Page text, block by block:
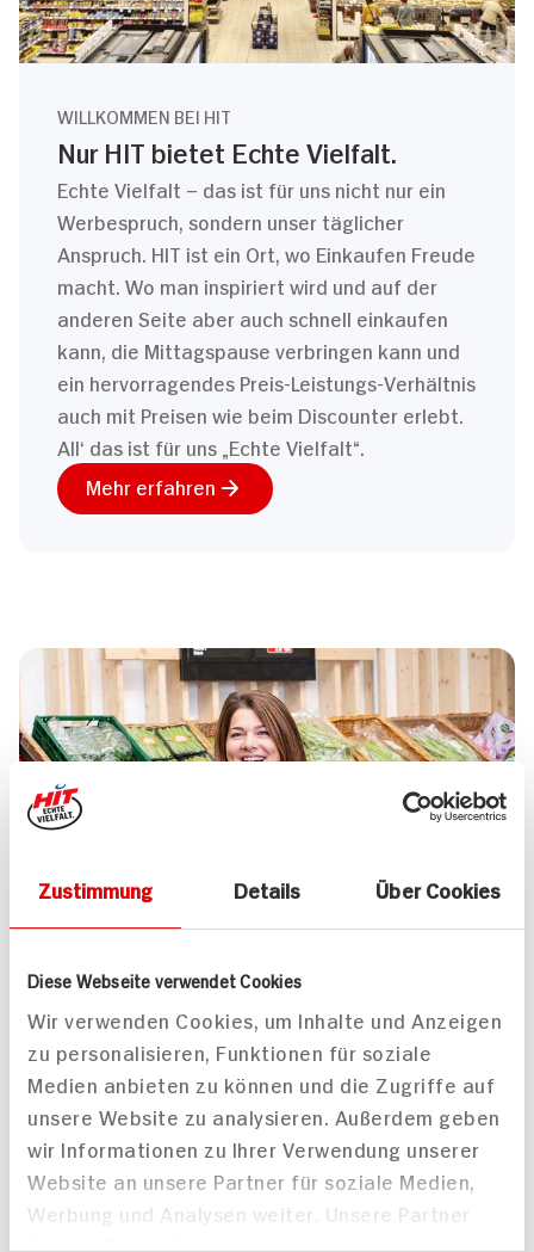
Zustimmung Details Über Cookies
Diese Webseite verwendet Cookies
Wir verwenden Cookies, um Inhalte und Anzeigen
zu personalisieren, Funktionen für soziale
Medien anbieten zu können und die Zugriffe auf
unsere Website zu analysieren. Außerdem geben
wir Informationen zu Ihrer Verwendung unserer
Website an unsere Partner für soziale Medien,
Werbung und Analysen weiter. Unsere Partner
führen diese Informationen möglicherweise mit
WILLKOMMEN BEI HIT
Nur HIT bietet Echte Vielfalt.
Echte Vielfalt – das ist für uns nicht nur ein
Werbespruch, sondern unser täglicher
Anspruch. HIT ist ein Ort, wo Einkaufen Freude
macht. Wo man inspiriert wird und auf der
anderen Seite aber auch schnell einkaufen
kann, die Mittagspause verbringen kann und
ein hervorragendes Preis-Leistungs-Verhältnis
auch mit Preisen wie beim Discounter erlebt.
All‘ das ist für uns „Echte Vielfalt“.
Mehr erfahren
UNSER 7 SERVICE-VERSPRECHEN
Wir geben für Sie täglich unser
Bestes. Versprochen!
Unser Anspruch ist es, dass Ihr Einkauf bei uns
jedes Mal zum Vergnügen wird. Dafür legen
wir uns jeden Tag ins Zeug. Verlässliche
Qualität, Frische und Herkunft unserer
Produkte, entspannteres Einkaufen, bester